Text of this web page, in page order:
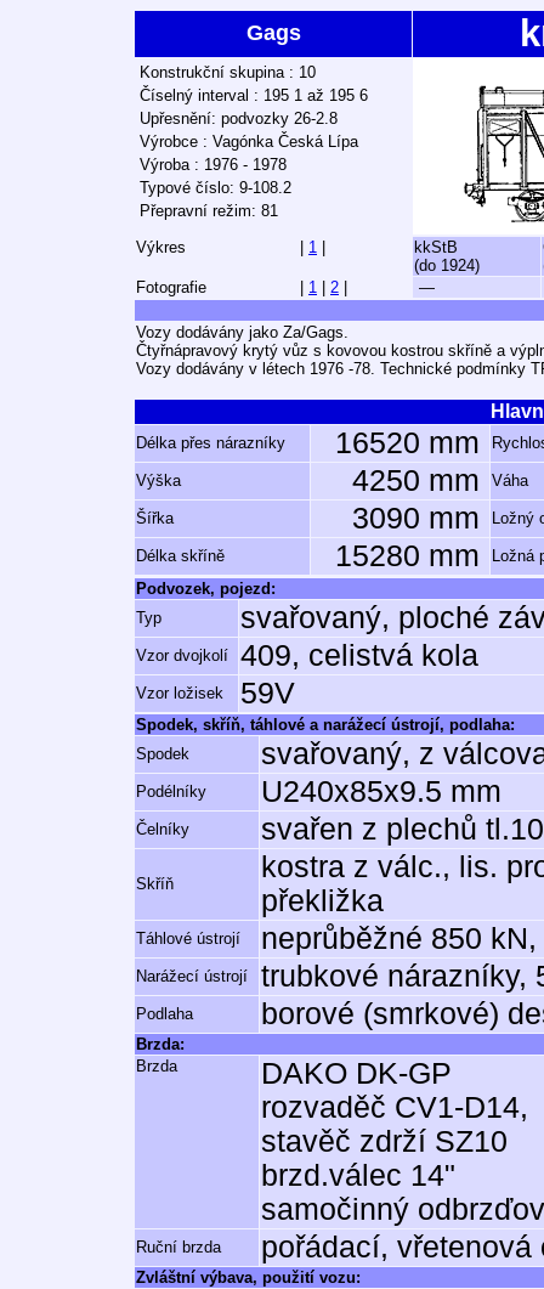
Gags
Konstrukční skupina : 10
Číselný interval : 195 1 až 195 6
Upřesnění: podvozky 26-2.8
Výrobce : Vagónka Česká Lípa
Výroba : 1976 - 1978
Typové číslo: 9-108.2
Přepravní režim: 81
Výkres
1
kkStB
(do 1924)
Fotografie
1 2 —
Vozy dodávány jako Za/Gags.
Čtyřnápravový krytý vůz s kovovou kostrou skříně a
Vozy dodávány v létech 1976 -78. Technické podmínky
Délka přes nárazníky 16520 mm
Výška 4250 mm Váha
Šířka 3090 mm Ložný
Délka skříně 15280 mm
Ložná
Podvozek, pojezd:
Typ
svařovaný, ploché
Vzor dvojkolí 409, celistvá kola
Vzor ložisek 59V
Spodek, skříň, táhlové a narážecí ústrojí, podlaha:
Spodek
svařovaný, z
Podélníky U240x85x9.5 mm
Čelníky svařen z plechů
Skříň
kostra z válc., lis.
překližka
Táhlové ústrojí neprůběžné 850
Narážecí ústrojí trubkové nárazníky,
Podlaha borové (smrkové)
Brzda:
Brzda
DAKO DK-GP
rozvaděč CV1-D14,
stavěč zdrží SZ10
brzd.válec 14"
samočinný
Ruční brzda pořádací,
Zvláštní výbava, použití vozu: